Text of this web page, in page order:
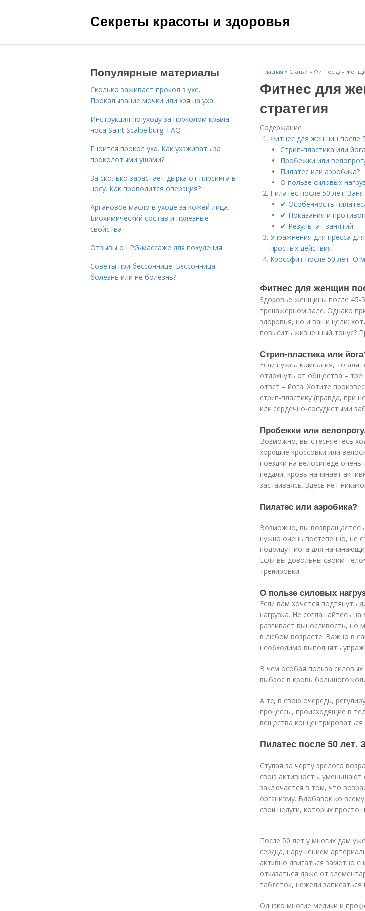
Секреты красоты и здоровья
Главная » Статьи » Фитнес для
Фитнес для
стратегия
Содержание
Фитнес для женщин после
Стрип-пластика или
Пробежки или
Пилатес или аэробика?
О пользе силовых
Пилатес после 50 лет.
✔ Особенность
✔ Показания и
✔ Результат занятий
Упражнения для пресса
простых действия
Кроссфит после 50 лет. О
Фитнес для женщин
Здоровье женщины после 45-
тренажерном зале. Однако
здоровья, но и ваши цели:
повысить жизненный тонус?
Стрип-пластика или
Если нужна компания, то для
отдохнуть от общества –
ответ – йога. Хотите
стрип-пластику (правда, при
или сердечно-сосудистыми
Пробежки или
Возможно, вы стесняетесь
хорошие кроссовки или
поездки на велосипеде очень
педали, кровь начинает
застаиваясь. Здесь нет
Пилатес или аэробика?
Возможно, вы возвращаетесь
нужно очень постепенно, не
подойдут йога для
Если вы довольны своим
тренировки.
О пользе силовых
Если вам хочется подтянуть
нагрузка. Не соглашайтесь
развивает выносливость, но
в любом возрасте. Важно в
необходимо выполнять
В чем особая польза
выброс в кровь большого
А те, в свою очередь,
процессы, происходящие в
вещества
Пилатес после 50
Ступая за черту зрелого
свою активность, уменьшают
заключается в том, что
организму. Вдобавок ко
свои недуги, которых
После 50 лет у многих дам
сердца, нарушением
активно двигаться заметно
отказаться даже от
таблеток, нежели записаться
Однако многие медики и
Популярные материалы
Сколько заживает прокол в ухе.
Прокалывание мочки или хряща уха
Инструкция по уходу за проколом крыла
носа Saint Scalpelburg. FAQ
Гноится прокол уха. Как ухаживать за
проколотыми ушами?
За сколько зарастает дырка от пирсинга в
носу. Как проводится операция?
Аргановое масло в уходе за кожей лица.
Биохимический состав и полезные
свойства
Отзывы о LPG-массаже для похудения.
Советы при бессоннице. Бессонница:
болезнь или не болезнь?